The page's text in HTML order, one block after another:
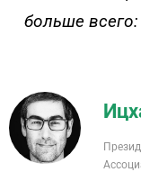
больше всего: